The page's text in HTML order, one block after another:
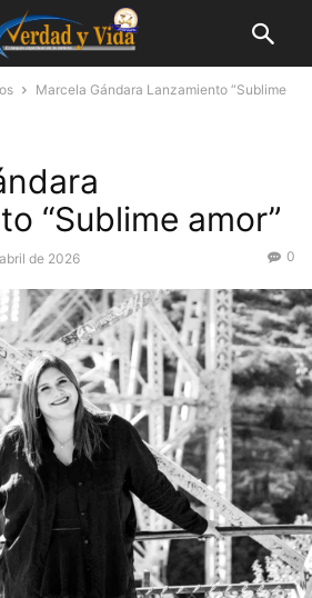
Marcela Gándara Lanzamiento “Sublime
“Sublime amor”
de 2026 0